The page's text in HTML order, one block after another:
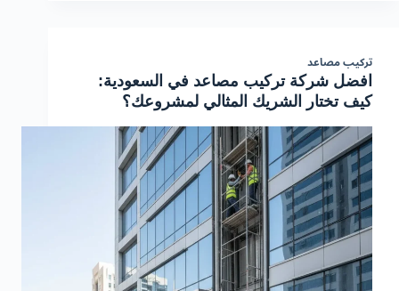
تركيب مصاعد
افضل شركة تركيب مصاعد في السعودية:
كيف تختار الشريك المثالي لمشروعك؟